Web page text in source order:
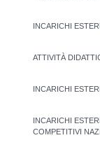
INCARICHI
ATTIVITÀ
INCARICHI
INCARICHI
COMPETITIVI